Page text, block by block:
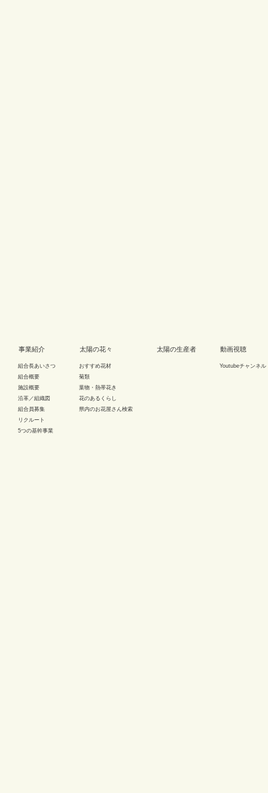
事業紹介
組合長あいさつ
組合概要
施設概要
沿革／組織図
組合員募集
リクルート
5つの基幹事業
太陽の花々
おすすめ花材
菊類
葉物・熱帯花き
花のあるくらし
県内のお花屋さん検索
太陽の生産者 動画視聴
Youtubeチャンネル